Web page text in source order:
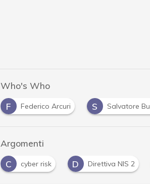
Who's Who
F
Federico Arcuri S Salvatore
Argomenti
D Direttiva NIS 2 D DORA